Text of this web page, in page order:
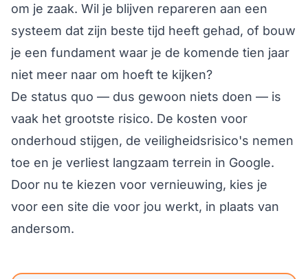
om je zaak. Wil je blijven repareren aan een
systeem dat zijn beste tijd heeft gehad, of bouw
je een fundament waar je de komende tien jaar
niet meer naar om hoeft te kijken?
De status quo — dus gewoon niets doen — is
vaak het grootste risico. De kosten voor
onderhoud stijgen, de veiligheidsrisico's nemen
toe en je verliest langzaam terrein in Google.
Door nu te kiezen voor vernieuwing, kies je
voor een site die voor jou werkt, in plaats van
andersom.